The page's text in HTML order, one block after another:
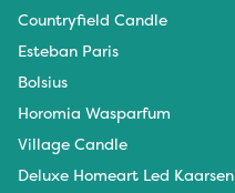
Countryfield Candle
Esteban Paris
Bolsius
Horomia Wasparfum
Village Candle
Deluxe Homeart Led Kaarsen